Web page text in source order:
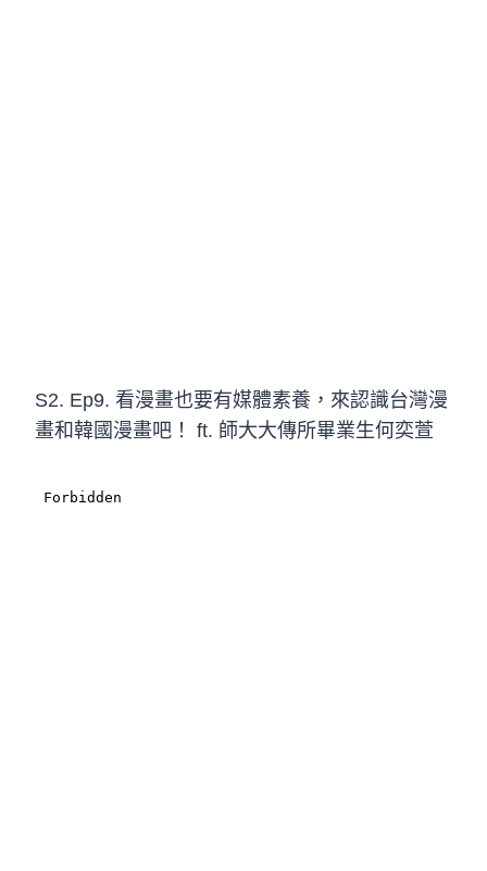
S2. Ep9. 看漫畫也要有媒體素養，來認識台灣漫
畫和韓國漫畫吧！ ft. 師大大傳所畢業生何奕萱